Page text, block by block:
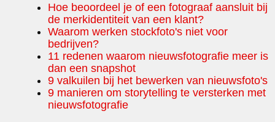
Hoe beoordeel je of een fotograaf aansluit bij
de merkidentiteit van een klant?
Waarom werken stockfoto's niet voor
bedrijven?
11 redenen waarom nieuwsfotografie meer is
dan een snapshot
9 valkuilen bij het bewerken van nieuwsfoto's
9 manieren om storytelling te versterken met
nieuwsfotografie